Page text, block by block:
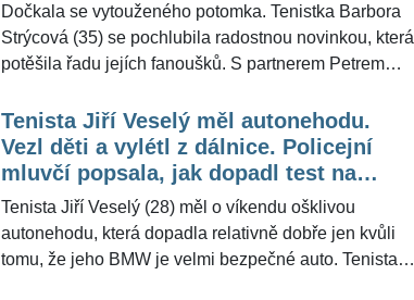
Dočkala se vytouženého potomka. Tenistka Barbora
Strýcová (35) se pochlubila radostnou novinkou, která
potěšila řadu jejích fanoušků. S partnerem Petrem
Vincent. Již dříve, když pyšná maminka oznámila svůj
požehnaný stav, jí řada přátel poslala přejícný vzkaz.
"Pusu všem třem," vzkázala přes ŽivotvČesku.cz
Tenista Jiří Veselý měl autonehodu.
Vezl děti a vylétl z dálnice. Policejní
mluvčí popsala, jak dopadl test na
alkohol
Tenista Jiří Veselý (28) měl o víkendu ošklivou
autonehodu, která dopadla relativně dobře jen kvůli
tomu, že jeho BMW je velmi bezpečné auto. Tenista